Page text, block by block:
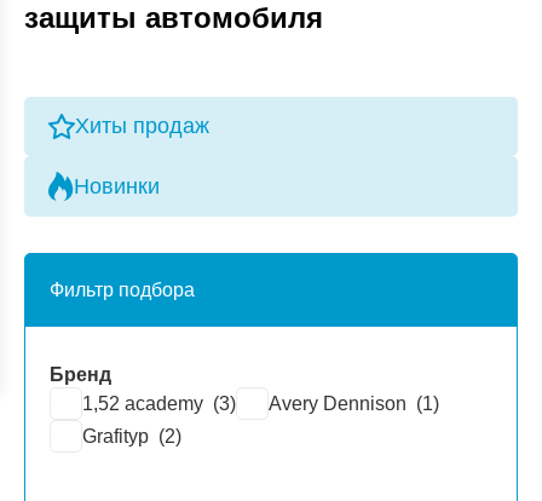
защиты автомобиля
Хиты продаж
Новинки
Фильтр подбора
Бренд
1,52 academy (3) Avery Dennison (1)
Grafityp (2)